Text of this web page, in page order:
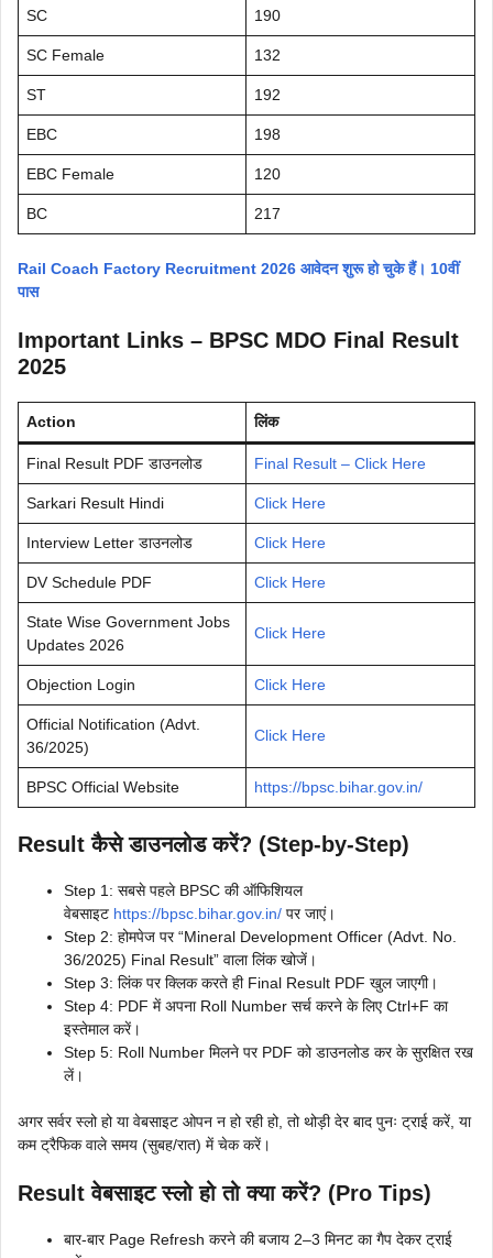
SC 190
SC Female 132
ST 192
EBC 198
EBC Female 120
BC 217
Rail Coach Factory Recruitment 2026 आवेदन शुरू हो चुके हैं। 10वीं
पास
Important Links – BPSC MDO Final Result
2025
Action लिंक
Final Result PDF डाउनलोड Final Result – Click Here
Sarkari Result Hindi Click Here
Interview Letter डाउनलोड Click Here
DV Schedule PDF Click Here
State Wise Government Jobs
Updates 2026
Click Here
Objection Login Click Here
Official Notification (Advt.
36/2025)
Click Here
BPSC Official Website https://bpsc.bihar.gov.in/
Result कैसे डाउनलोड करें? (Step-by-Step)
Step 1: सबसे पहले BPSC की ऑफिशियल
वेबसाइट https://bpsc.bihar.gov.in/ पर जाएं।
Step 2: होमपेज पर “Mineral Development Officer (Advt. No.
36/2025) Final Result” वाला लिंक खोजें।
Step 3: लिंक पर क्लिक करते ही Final Result PDF खुल जाएगी।
Step 4: PDF में अपना Roll Number सर्च करने के लिए Ctrl+F का
इस्तेमाल करें।
Step 5: Roll Number मिलने पर PDF को डाउनलोड कर के सुरक्षित रख
लें।
अगर सर्वर स्लो हो या वेबसाइट ओपन न हो रही हो, तो थोड़ी देर बाद पुनः ट्राई करें, या
कम ट्रैफिक वाले समय (सुबह/रात) में चेक करें।
Result वेबसाइट स्लो हो तो क्या करें? (Pro Tips)
बार-बार Page Refresh करने की बजाय 2–3 मिनट का गैप देकर ट्राई